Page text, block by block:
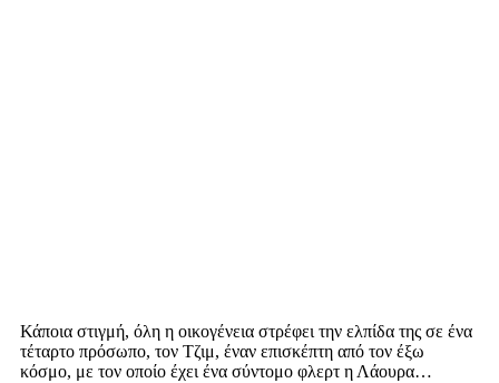
Κάποια στιγμή, όλη η οικογένεια στρέφει την ελπίδα της σε ένα
τέταρτο πρόσωπο, τον Τζιμ, έναν επισκέπτη από τον έξω
κόσμο, με τον οποίο έχει ένα σύντομο φλερτ η Λάουρα…